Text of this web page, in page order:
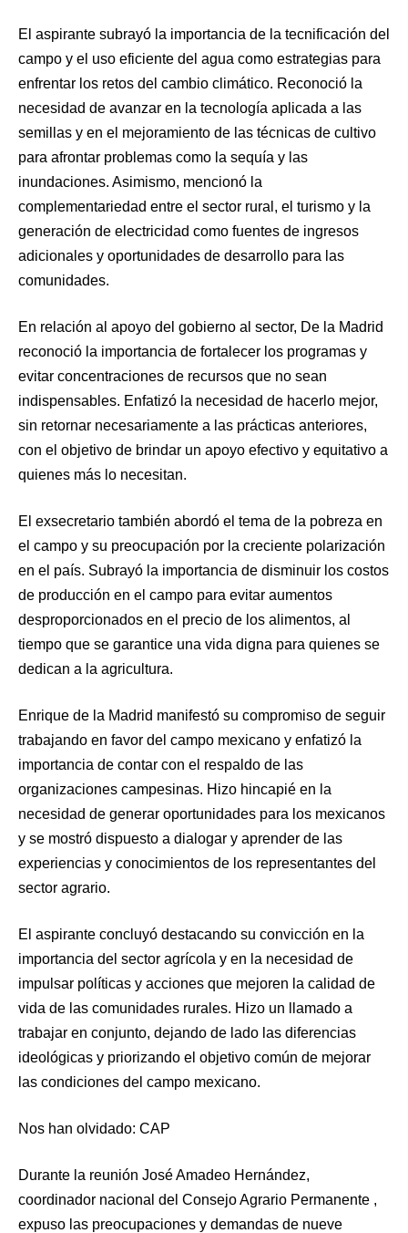
El aspirante subrayó la importancia de la tecnificación del
campo y el uso eficiente del agua como estrategias para
enfrentar los retos del cambio climático. Reconoció la
necesidad de avanzar en la tecnología aplicada a las
semillas y en el mejoramiento de las técnicas de cultivo
para afrontar problemas como la sequía y las
inundaciones. Asimismo, mencionó la
complementariedad entre el sector rural, el turismo y la
generación de electricidad como fuentes de ingresos
adicionales y oportunidades de desarrollo para las
comunidades.
En relación al apoyo del gobierno al sector, De la Madrid
reconoció la importancia de fortalecer los programas y
evitar concentraciones de recursos que no sean
indispensables. Enfatizó la necesidad de hacerlo mejor,
sin retornar necesariamente a las prácticas anteriores,
con el objetivo de brindar un apoyo efectivo y equitativo a
quienes más lo necesitan.
El exsecretario también abordó el tema de la pobreza en
el campo y su preocupación por la creciente polarización
en el país. Subrayó la importancia de disminuir los costos
de producción en el campo para evitar aumentos
desproporcionados en el precio de los alimentos, al
tiempo que se garantice una vida digna para quienes se
dedican a la agricultura.
Enrique de la Madrid manifestó su compromiso de seguir
trabajando en favor del campo mexicano y enfatizó la
importancia de contar con el respaldo de las
organizaciones campesinas. Hizo hincapié en la
necesidad de generar oportunidades para los mexicanos
y se mostró dispuesto a dialogar y aprender de las
experiencias y conocimientos de los representantes del
sector agrario.
El aspirante concluyó destacando su convicción en la
importancia del sector agrícola y en la necesidad de
impulsar políticas y acciones que mejoren la calidad de
vida de las comunidades rurales. Hizo un llamado a
trabajar en conjunto, dejando de lado las diferencias
ideológicas y priorizando el objetivo común de mejorar
las condiciones del campo mexicano.
Nos han olvidado: CAP
Durante la reunión José Amadeo Hernández,
coordinador nacional del Consejo Agrario Permanente ,
expuso las preocupaciones y demandas de nueve